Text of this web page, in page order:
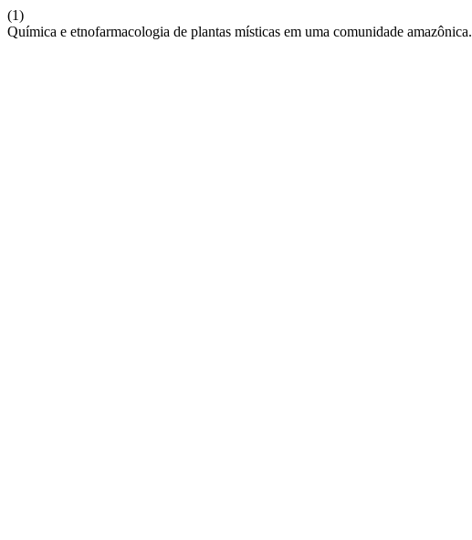
(1)
Química e etnofarmacologia de plantas místicas em uma comunidade amazônica.